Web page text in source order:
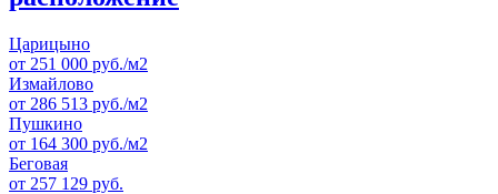
Царицыно
от 251 000 руб./м2
Измайлово
от 286 513 руб./м2
Пушкино
от 164 300 руб./м2
Беговая
от 257 129 руб.